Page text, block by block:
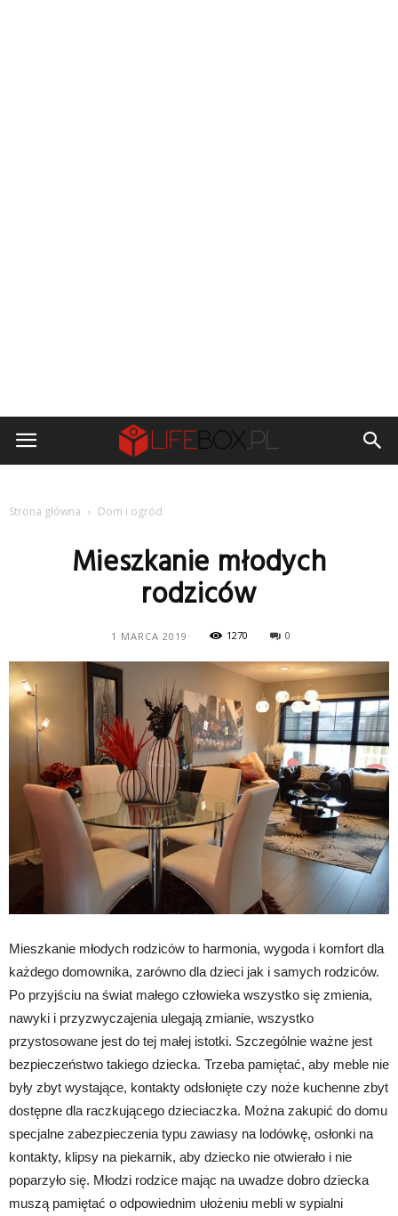
Strona główna Dom i ogród
Mieszkanie młodych
rodziców
1 MARCA 2019 1270 0
Mieszkanie młodych rodziców to harmonia, wygoda i komfort dla
każdego domownika, zarówno dla dzieci jak i samych rodziców.
Po przyjściu na świat małego człowieka wszystko się zmienia,
nawyki i przyzwyczajenia ulegają zmianie, wszystko
przystosowane jest do tej małej istotki. Szczególnie ważne jest
bezpieczeństwo takiego dziecka. Trzeba pamiętać, aby meble nie
były zbyt wystające, kontakty odsłonięte czy noże kuchenne zbyt
dostępne dla raczkującego dzieciaczka. Można zakupić do domu
specjalne zabezpieczenia typu zawiasy na lodówkę, osłonki na
kontakty, klipsy na piekarnik, aby dziecko nie otwierało i nie
poparzyło się. Młodzi rodzice mając na uwadze dobro dziecka
muszą pamiętać o odpowiednim ułożeniu mebli w sypialni